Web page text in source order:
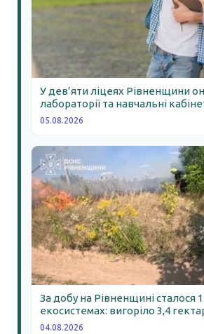
У дев’яти ліцеях Рівненщини
лабораторії та навчальні
05.08.2026
За добу на Рівненщині сталося
екосистемах: вигоріло 3,4
04.08.2026